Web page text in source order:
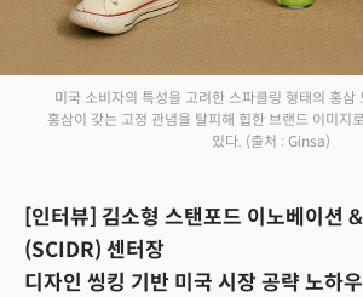
미국 소비자의 특성을 고려한 스파클링 형태의 홍삼
홍삼이 갖는 고정 관념을 탈피해 힙한 브랜드 이미지
있다. (출처 : Ginsa)
[인터뷰] 김소형 스탠포드 이노베이션
(SCIDR) 센터장
디자인 씽킹 기반 미국 시장 공략 노하우